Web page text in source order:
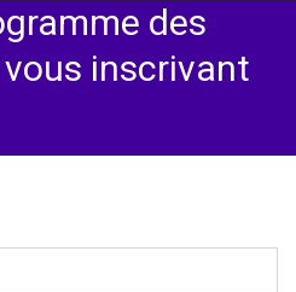
des
inscrivant